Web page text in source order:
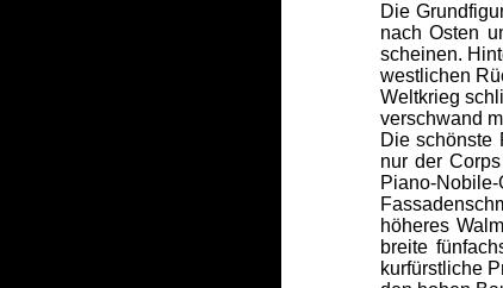
Die
nach Osten
scheinen.
westlichen
Weltkrieg
verschwand
Die schönste
nur der
Piano-
höheres
breite
kurfürstliche